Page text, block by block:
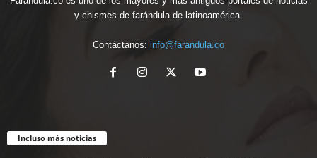
y chismes de farándula de latinoamérica.
Contáctanos: info@farandula.co
Incluso más noticias